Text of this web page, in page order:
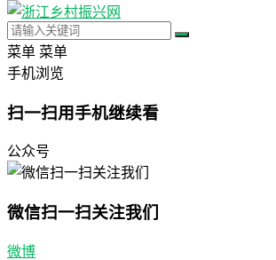
菜单 菜单
手机浏览
扫一扫用手机继续看
公众号
微信扫一扫关注我们
微博